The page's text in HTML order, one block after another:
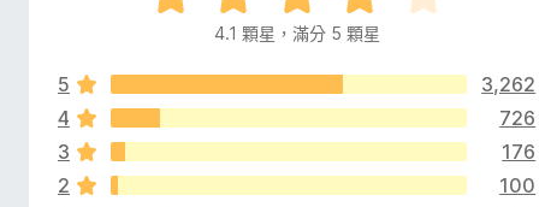
o
D
價
分
，
滿
4.1 顆星，滿分 5 顆星
5
3,262
4
726
3
176
2
100